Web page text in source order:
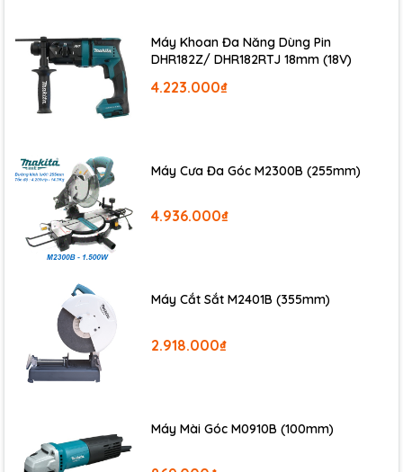
Máy Khoan Đa Năng Dùng Pin
DHR182Z/ DHR182RTJ 18mm (18V)
4.223.000₫
Máy Cưa Đa Góc M2300B (255mm)
4.936.000₫
Máy Cắt Sắt M2401B (355mm)
2.918.000₫
Máy Mài Góc M0910B (100mm)